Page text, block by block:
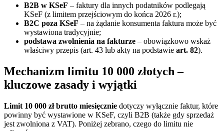
B2B w KSeF – faktury dla innych podatników podlegają
KSeF (z limitem przejściowym do końca 2026 r.);
B2C poza KSeF – na żądanie konsumenta faktura może być
wystawiona tradycyjnie;
podstawa zwolnienia na fakturze – obowiązkowo wskaż
właściwy przepis (art. 43 lub akty na podstawie art. 82).
Mechanizm limitu 10 000 złotych –
kluczowe zasady i wyjątki
Limit 10 000 zł brutto miesięcznie dotyczy wyłącznie faktur, które
powinny być wystawione w KSeF, czyli B2B (także gdy sprzedaż
jest zwolniona z VAT). Poniżej zebrano, czego do limitu nie